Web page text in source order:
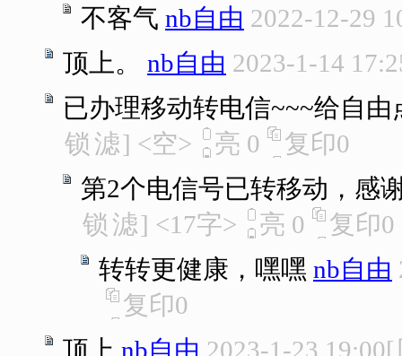
不客气 nb自由 2022-12-29
顶上。
nb自由 2023-1-14
已办理移动转电信~~~给自由
锁 滤] <空> 亮 0 复印0
第2个电信号已转移动，感
锁 滤] <17字> 亮 0 复印0
转转更健康，嘿嘿 nb自由
复印0
顶上 nb自由 2023-1-23 19:00[